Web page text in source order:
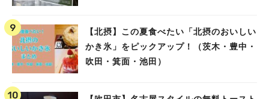
【北摂】この夏食べたい「北摂のおいしい
かき氷」をピックアップ！（茨木・豊中・
吹田・箕面・池田）